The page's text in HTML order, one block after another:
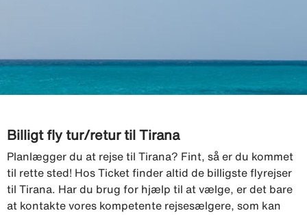
Billigt fly tur/retur til Tirana
Planlægger du at rejse til Tirana? Fint, så er du kommet
til rette sted! Hos Ticket finder altid de billigste flyrejser
til Tirana. Har du brug for hjælp til at vælge, er det bare
at kontakte vores kompetente rejsesælgere, som kan